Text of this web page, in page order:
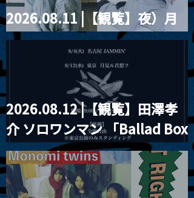
2026.08.11 |【観覧】夜）月
見ル君想フpre. Sugar Shock
2026.08.12 |【観覧】田澤孝
介 ソロワンマン 「Ballad Box
2026」